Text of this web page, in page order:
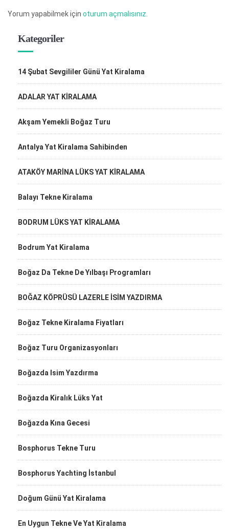
Yorum yapabilmek için oturum açmalısınız
Kategoriler
14 Şubat Sevgililer Günü Yat Kiralama
ADALAR YAT KİRALAMA
Akşam Yemekli Boğaz Turu
Antalya Yat Kiralama Sahibinden
ATAKÖY MARİNA LÜKS YAT KİRALAMA
Balayı Tekne Kiralama
BODRUM LÜKS YAT KİRALAMA
Bodrum Yat Kiralama
Boğaz Da Tekne De Yılbaşı Programları
BOĞAZ KÖPRÜSÜ LAZERLE İSİM YAZDIRMA
Boğaz Tekne Kiralama Fiyatları
Boğaz Turu Organizasyonları
Boğazda Isim Yazdırma
Boğazda Kiralık Lüks Yat
Boğazda Kına Gecesi
Bosphorus Tekne Turu
Bosphorus Yachting İstanbul
Doğum Günü Yat Kiralama
En Uygun Tekne Ve Yat Kiralama